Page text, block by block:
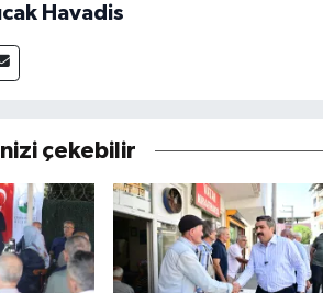
Havadis
çekebilir